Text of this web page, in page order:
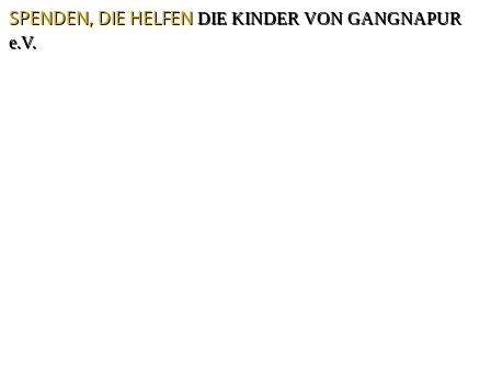
SPENDEN, DIE HELFEN DIE KINDER VON GANGNAPUR
e.V.